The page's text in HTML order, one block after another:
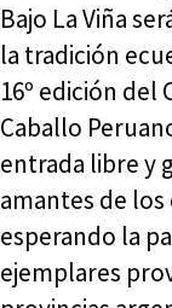
Bajo La Viña
la tradición
16º edición del
Caballo
entrada libre y
amantes de
esperando la
ejemplares